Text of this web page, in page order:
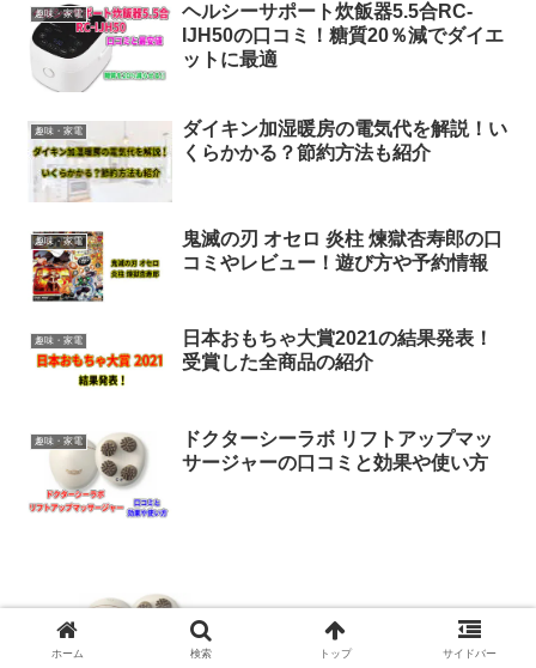
趣味・家電
ヘルシーサポート炊飯器5.5合RC-
IJH50の口コミ！糖質20％減でダイエ
ットに最適
趣味・家電
ダイキン加湿暖房の電気代を解説！い
くらかかる？節約方法も紹介
趣味・家電
鬼滅の刃 オセロ 炎柱 煉獄杏寿郎の口
コミやレビュー！遊び方や予約情報
趣味・家電
日本おもちゃ大賞2021の結果発表！
受賞した全商品の紹介
趣味・家電
ドクターシーラボ リフトアップマッ
サージャーの口コミと効果や使い方
ドクターシーラボ リフトアップマッサー
ジャーの口コミと効果や使い方
ホーム 検索 トップ サイドバー